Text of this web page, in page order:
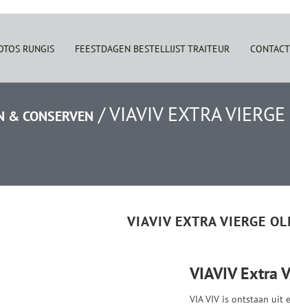
RUNGIS FEESTDAGEN BESTELLIJST TRAITEUR CONTACT
& CONSERVEN /VIAVIV EXTRA
VIAVIV EXTRA VIERGE
VIAVIV Extra
VIA VIV is ontstaan uit